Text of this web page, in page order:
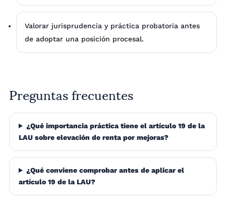
Valorar jurisprudencia y práctica probatoria antes
de adoptar una posición procesal.
Preguntas frecuentes
¿Qué importancia práctica tiene el artículo 19 de la
LAU sobre elevación de renta por mejoras?
¿Qué conviene comprobar antes de aplicar el
artículo 19 de la LAU?